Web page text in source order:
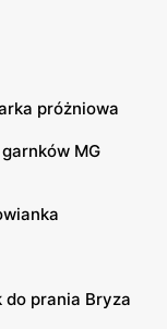
próżniowa
MG
do prania Bryza